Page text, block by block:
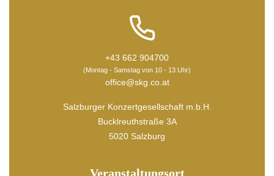
+43 662 904700
(Montag - Samstag von 10 - 13 Uhr)
office@skg.co.at
Salzburger Konzertgesellschaft m.b.H.
Bucklreuthstraße 3A
5020 Salzburg
Veranstaltungsort